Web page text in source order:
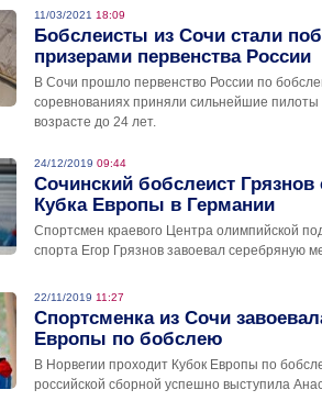
11/03/2021 18:09
Бобслеисты из Сочи стали
призерами первенства России
В Сочи прошло первенство России по
соревнованиях приняли сильнейшие
возрасте до 24 лет.
24/12/2019 09:44
Сочинский бобслеист Грязнов
Кубка Европы в Германии
Спортсмен краевого Центра олимпийской
спорта Егор Грязнов завоевал серебряную
22/11/2019 11:27
Спортсменка из Сочи
Европы по бобслею
В Норвегии проходит Кубок Европы по
российской сборной успешно выступила